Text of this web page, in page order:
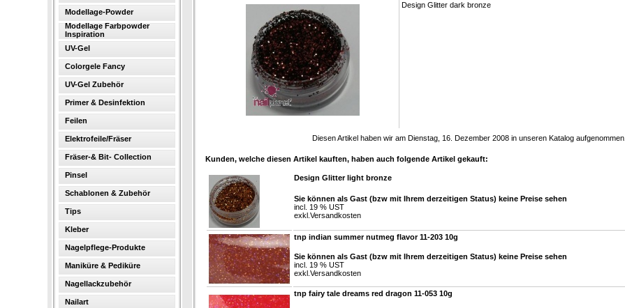
Modellage-Powder
Modellage Farbpowder
Inspiration
UV-Gel
Colorgele Fancy
UV-Gel Zubehör
Primer & Desinfektion
Feilen
Elektrofeile/Fräser
Fräser-& Bit- Collection
Pinsel
Schablonen & Zubehör
Tips
Kleber
Nagelpflege-Produkte
Maniküre & Pediküre
Nagellackzubehör
Nailart
Design Glitter dark bronze
Diesen Artikel haben wir am Dienstag, 16. Dezember 2008 in unseren Katalog aufgenommen.
Kunden, welche diesen Artikel kauften, haben auch folgende Artikel gekauft:
Design Glitter light bronze
Sie können als Gast (bzw mit Ihrem derzeitigen Status) keine Preise sehen
incl. 19 % UST
exkl. Versandkosten
tnp indian summer nutmeg flavor 11-203 10g
Sie können als Gast (bzw mit Ihrem derzeitigen Status) keine Preise sehen
incl. 19 % UST
exkl. Versandkosten
tnp fairy tale dreams red dragon 11-053 10g